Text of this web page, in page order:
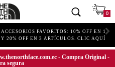
0
FAVORITOS: 10% OFF EN 1
20% OFF EN 3 ARTÍCULOS. CLIC AQUÍ
- Compra Original -
segura